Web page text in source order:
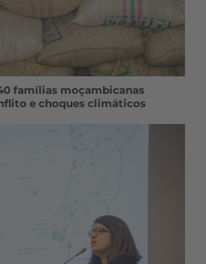
famílias moçambicanas
e choques climáticos